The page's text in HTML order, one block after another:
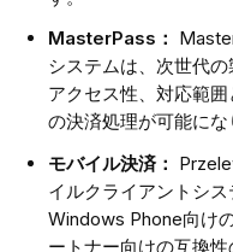
MasterPass：
システムは、次世代の
アクセス性、対応範
の決済処理が可能にな
モバイル決済：
イルクライアントシス
Windows Phone向け
ートナー向けの互換